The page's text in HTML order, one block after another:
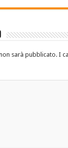
sarà pubblicato. I